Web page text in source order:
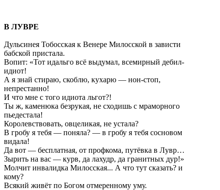
В ЛУВРЕ
Дульсинея Тобосская к Венере Милосской в зависти
бабской пристала.
Вопит: «Тот идальго всё выдумал, всемирный дебил-
идиот!
А я знай стираю, скоблю, кухарю — нон-стоп,
непрестанно!
И что мне с того идиота льгот?!
Ты ж, каменюка безрукая, не сходишь с мраморного
пьедестала!
Королевствовать, овцеликая, не устала?
В гробу я тебя — поняла? — в гробу я тебя сосновом
видала!
Да вот — бесплатная, от профкома, путёвка в Лувр…
Зырить на вас — курв, да лахудр, да гранитных дур!»
Молчит инвалидка Милосская... А что тут сказать? и
кому?
Всякий живёт по Богом отмеренному уму.